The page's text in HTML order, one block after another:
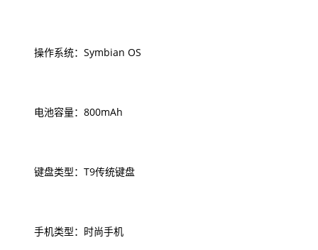
操作系统：Symbian OS
电池容量：800mAh
键盘类型：T9传统键盘
手机类型：时尚手机